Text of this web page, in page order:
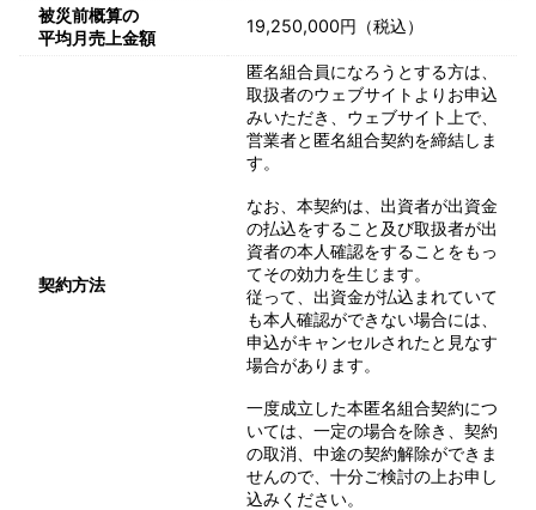
被災前概算の
平均月売上金額
19,250,000円（税込）
契約方法
匿名組合員になろうとする方は、
取扱者のウェブサイトよりお申込
みいただき、ウェブサイト上で、
営業者と匿名組合契約を締結しま
す。
なお、本契約は、出資者が出資金
の払込をすること及び取扱者が出
資者の本人確認をすることをもっ
てその効力を生じます。
従って、出資金が払込まれていて
も本人確認ができない場合には、
申込がキャンセルされたと見なす
場合があります。
一度成立した本匿名組合契約につ
いては、一定の場合を除き、契約
の取消、中途の契約解除ができま
せんので、十分ご検討の上お申し
込みください。